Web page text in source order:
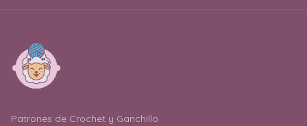
Patrones de Crochet y Ganchillo